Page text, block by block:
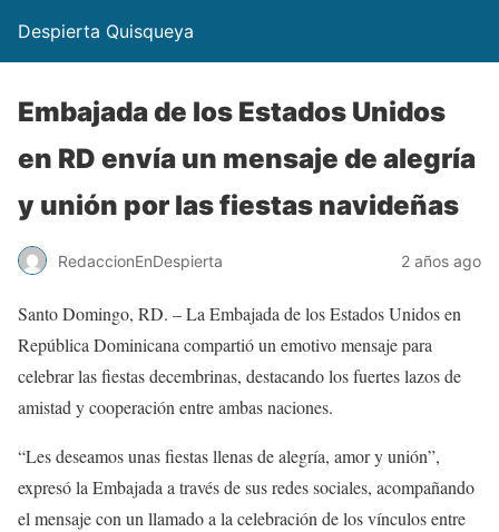
Despierta Quisqueya
Embajada de los Estados Unidos
en RD envía un mensaje de alegría
y unión por las fiestas navideñas
RedaccionEnDespierta 2 años ago
Santo Domingo, RD. – La Embajada de los Estados Unidos en
República Dominicana compartió un emotivo mensaje para
celebrar las fiestas decembrinas, destacando los fuertes lazos de
amistad y cooperación entre ambas naciones.
“Les deseamos unas fiestas llenas de alegría, amor y unión”,
expresó la Embajada a través de sus redes sociales, acompañando
el mensaje con un llamado a la celebración de los vínculos entre